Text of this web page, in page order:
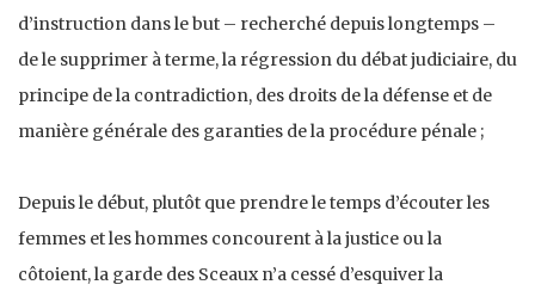
d’instruction dans le but – recherché depuis longtemps –
de le supprimer à terme, la régression du débat judiciaire, du
principe de la contradiction, des droits de la défense et de
manière générale des garanties de la procédure pénale ;
Depuis le début, plutôt que prendre le temps d’écouter les
femmes et les hommes concourent à la justice ou la
côtoient, la garde des Sceaux n’a cessé d’esquiver la